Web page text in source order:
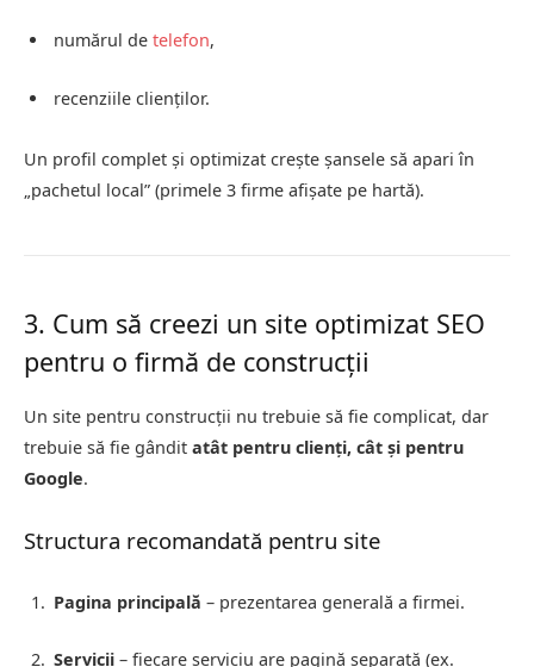
numărul de telefon,
recenziile clienților.
Un profil complet și optimizat crește șansele să apari în
„pachetul local” (primele 3 firme afișate pe hartă).
3. Cum să creezi un site optimizat SEO
pentru o firmă de construcții
Un site pentru construcții nu trebuie să fie complicat, dar
trebuie să fie gândit atât pentru clienți, cât și pentru
Google.
Structura recomandată pentru site
Pagina principală – prezentarea generală a firmei.
Servicii – fiecare serviciu are pagină separată (ex.